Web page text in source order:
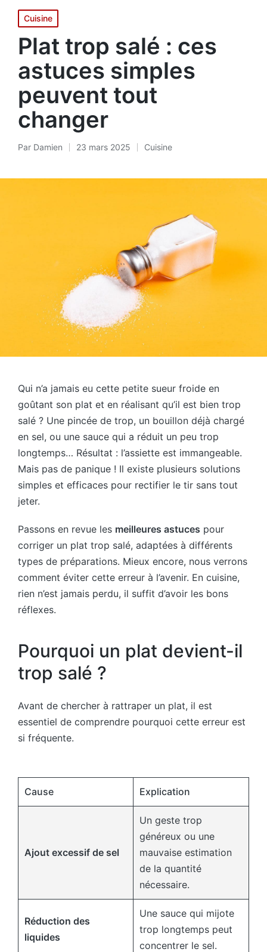
Posted
in
Cuisine
Plat trop salé : ces
astuces simples
peuvent tout
changer
Posté
Par Damien 23 mars 2025
Posted
Cuisine
Qui n’a jamais eu cette petite sueur froide en
goûtant son plat et en réalisant qu’il est bien trop
salé ? Une pincée de trop, un bouillon déjà chargé
en sel, ou une sauce qui a réduit un peu trop
longtemps… Résultat : l’assiette est immangeable.
Mais pas de panique ! Il existe plusieurs solutions
simples et efficaces pour rectifier le tir sans tout
jeter.
Passons en revue les meilleures astuces pour
corriger un plat trop salé, adaptées à différents
types de préparations. Mieux encore, nous verrons
comment éviter cette erreur à l’avenir. En cuisine,
rien n’est jamais perdu, il suffit d’avoir les bons
réflexes.
Pourquoi un plat devient-il
trop salé ?
Avant de chercher à rattraper un plat, il est
essentiel de comprendre pourquoi cette erreur est
si fréquente.
Cause Explication
Ajout excessif de sel
Un geste trop
généreux ou une
mauvaise estimation
de la quantité
nécessaire.
Réduction des
liquides
Une sauce qui mijote
trop longtemps peut
concentrer le sel.